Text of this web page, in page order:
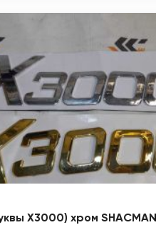
X3000) хром SHACMAN